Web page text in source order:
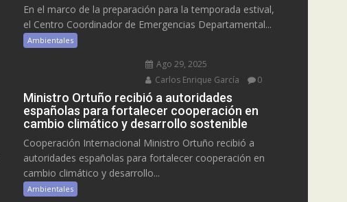
En el marco de la preparación para la temporada estival,
el Centro Coordinador de Emergencias Departamental...
Ambientales
Ago 29, 2025
Carlos Enrique García
0
Ministro Ortuño recibió a autoridades
españolas para fortalecer cooperación en
cambio climático y desarrollo sostenible
Cooperación Internacional Ministro Ortuño recibió a
autoridades españolas para fortalecer cooperación en
cambio climático y desarrollo...
Ambientales